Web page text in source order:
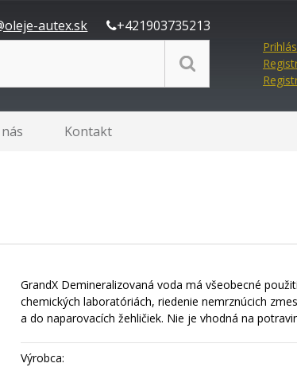
autex.sk +421903735213
GrandX Demineralizovaná voda má všeobecné
chemických laboratóriách, riedenie nemrznúcich
a do naparovacích žehličiek. Nie je vhodná na
Výrobca:
Kontakt